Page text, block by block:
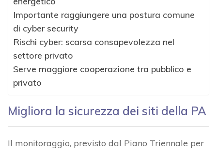
Importante raggiungere una postura comune
di cyber security
Rischi cyber: scarsa consapevolezza nel
settore privato
Serve maggiore cooperazione tra pubblico e
privato
Migliora la sicurezza dei siti della PA
Il monitoraggio, previsto dal Piano Triennale per